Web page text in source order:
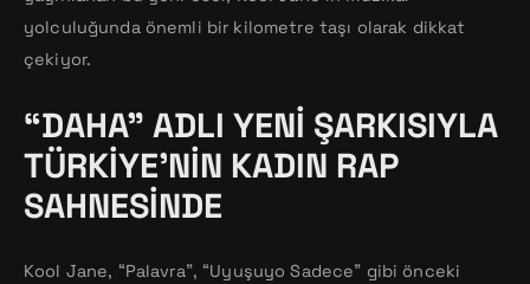
yolculuğunda önemli bir kilometre taşı olarak dikkat
çekiyor.
“DAHA” ADLI YENI ŞARKISIYLA
TÜRKIYE’NIN KADIN RAP
SAHNESINDE
Kool Jane, “Palavra”, “Uyuşuyo Sadece” gibi önceki